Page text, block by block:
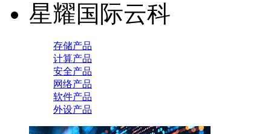
星耀国际云科
存储产品
计算产品
安全产品
网络产品
软件产品
外设产品